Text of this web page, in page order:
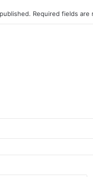
Required fields are